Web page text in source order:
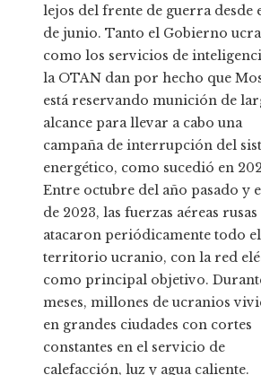
lejos del frente de guerra desde
de junio. Tanto el Gobierno
como los servicios de
la OTAN dan por hecho que
está reservando munición de
alcance para llevar a cabo una
campaña de interrupción del
energético, como sucedió en
Entre octubre del año pasado y
de 2023, las fuerzas aéreas rusas
atacaron periódicamente todo el
territorio ucranio, con la red
como principal objetivo.
meses, millones de ucranios
en grandes ciudades con cortes
constantes en el servicio de
calefacción, luz y agua caliente.